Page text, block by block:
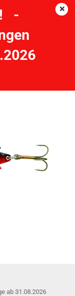
-
ab 31.08.2026